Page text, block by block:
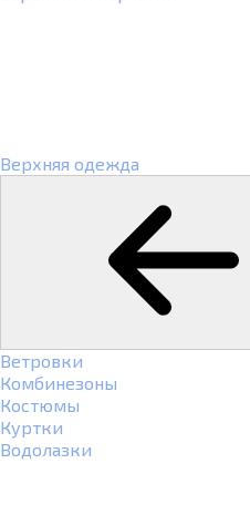
Верхняя одежда
Ветровки
Комбинезоны
Костюмы
Куртки
Водолазки